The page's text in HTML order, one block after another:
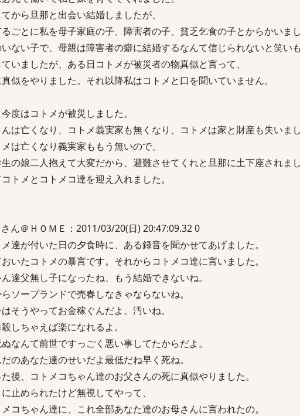
から旦那と出会い結婚しましたが、
ごとに私を母子家庭の子、障害者の子、貧乏乞食の子とからかいまし
ない子で、母親は障害者の癖に結婚するなんて信じられないと笑い
いましたが、ある日コトメが被災者の物真似と言って、
似をやりました。それ以降私はコトメと口を聞いていません。
度はコトメが被災しました。
は亡くなり、コトメ義実家も無くなり、コトメは家と財産も失いまし
は亡くなり義実家ももう無いので、
の娘二人抱えて大変だから、避難させてくれと旦那に土下座されまし
トメとコトメコ達を迎え入れました。
ん＠ＨＯＭＥ：2011/03/20(日) 20:47:09.32 0
達が付いた日の夕食時に、ある録音を聞かせてあげました。
いたコトメの暴言です。それからコトメコ達に言いました。
達父無し子になったね、もう結婚できないね。
ソープランドで売春しなきゃならないね。
そうやってお金稼ぐんだよ。汚いね。
しちゃえば楽になれるよ。
なんて前世ですっごく悪い事してたからだよ。
のあなた達のせいだよ最低だね早く死ね。
後、コトメコちゃん達のお父さんの死に真似やりました。
止められたけど無視してやって、
コちゃん達に、これ全部あなた達のお母さんに言われたの。